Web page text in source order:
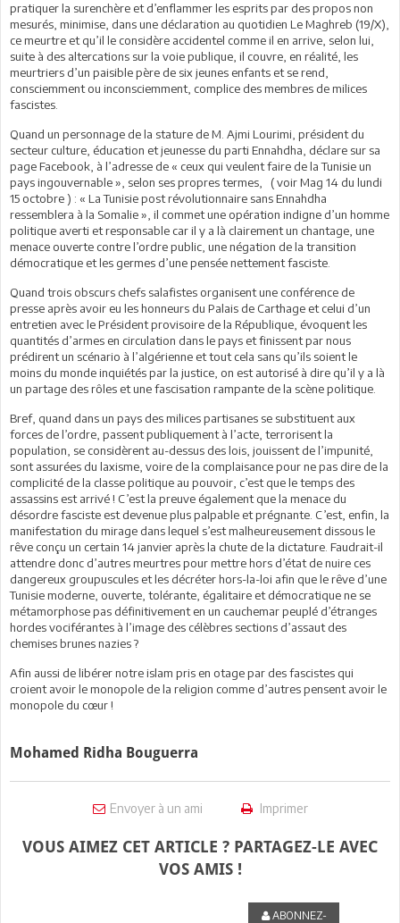
pratiquer la surenchère et d’enflammer les esprits par des propos non
mesurés, minimise, dans une déclaration au quotidien Le Maghreb (19/X),
ce meurtre et qu’il le considère accidentel comme il en arrive, selon lui,
suite à des altercations sur la voie publique, il couvre, en réalité, les
meurtriers d’un paisible père de six jeunes enfants et se rend,
consciemment ou inconsciemment, complice des membres de milices
fascistes.
Quand un personnage de la stature de M. Ajmi Lourimi, président du
secteur culture, éducation et jeunesse du parti Ennahdha, déclare sur sa
page Facebook, à l’adresse de « ceux qui veulent faire de la Tunisie un
pays ingouvernable », selon ses propres termes, ( voir Mag 14 du lundi
15 octobre ) : « La Tunisie post révolutionnaire sans Ennahdha
ressemblera à la Somalie », il commet une opération indigne d’un homme
politique averti et responsable car il y a là clairement un chantage, une
menace ouverte contre l’ordre public, une négation de la transition
démocratique et les germes d’une pensée nettement fasciste.
Quand trois obscurs chefs salafistes organisent une conférence de
presse après avoir eu les honneurs du Palais de Carthage et celui d’un
entretien avec le Président provisoire de la République, évoquent les
quantités d’armes en circulation dans le pays et finissent par nous
prédirent un scénario à l’algérienne et tout cela sans qu’ils soient le
moins du monde inquiétés par la justice, on est autorisé à dire qu’il y a là
un partage des rôles et une fascisation rampante de la scène politique.
Bref, quand dans un pays des milices partisanes se substituent aux
forces de l’ordre, passent publiquement à l’acte, terrorisent la
population, se considèrent au-dessus des lois, jouissent de l’impunité,
sont assurées du laxisme, voire de la complaisance pour ne pas dire de la
complicité de la classe politique au pouvoir, c’est que le temps des
assassins est arrivé ! C’est la preuve également que la menace du
désordre fasciste est devenue plus palpable et prégnante. C’est, enfin, la
manifestation du mirage dans lequel s’est malheureusement dissous le
rêve conçu un certain 14 janvier après la chute de la dictature. Faudrait-il
attendre donc d’autres meurtres pour mettre hors d’état de nuire ces
dangereux groupuscules et les décréter hors-la-loi afin que le rêve d’une
Tunisie moderne, ouverte, tolérante, égalitaire et démocratique ne se
métamorphose pas définitivement en un cauchemar peuplé d’étranges
hordes vociférantes à l’image des célèbres sections d’assaut des
chemises brunes nazies ?
Afin aussi de libérer notre islam pris en otage par des fascistes qui
croient avoir le monopole de la religion comme d’autres pensent avoir le
monopole du cœur !
Mohamed Ridha Bouguerra
Envoyer à un ami Imprimer
VOUS AIMEZ CET ARTICLE ? PARTAGEZ-LE AVEC
VOS AMIS !
ABONNEZ-